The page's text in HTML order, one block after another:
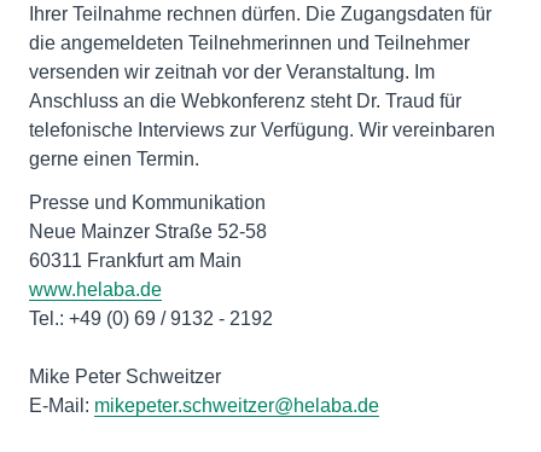
Ihrer Teilnahme rechnen dürfen. Die Zugangsdaten für
die angemeldeten Teilnehmerinnen und Teilnehmer
versenden wir zeitnah vor der Veranstaltung. Im
Anschluss an die Webkonferenz steht Dr. Traud für
telefonische Interviews zur Verfügung. Wir vereinbaren
gerne einen Termin.
Presse und Kommunikation
Neue Mainzer Straße 52-58
www.helaba.de
Tel.: +49 (0) 69 / 9132 - 2192
Mike Peter Schweitzer
E-Mail: mikepeter.schweitzer@helaba.de